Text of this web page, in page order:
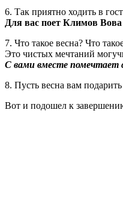
6. Так приятно ходить в
Для вас поет Климов
7. Что такое весна? Что
Это чистых мечтаний
С вами вместе помечтает
8. Пусть весна вам
Вот и подошел к